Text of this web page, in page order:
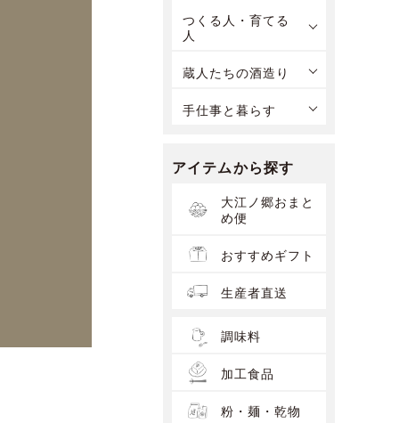
つくる人・育てる
人
蔵人たちの酒造り
手仕事と暮らす
アイテムから探す
大江ノ郷おまと
め便
おすすめギフト
生産者直送
調味料
加工食品
粉・麺・乾物